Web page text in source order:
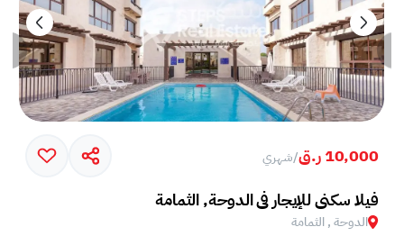
10,000 ر.ق /شهري
فيلا سكني للإيجار في الدوحة, الثمامة
الدوحة , الثمامة